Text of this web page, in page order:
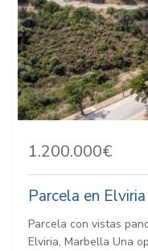
1.200.000€
Parcela en
Parcela con vistas
Elviria, Marbella Una